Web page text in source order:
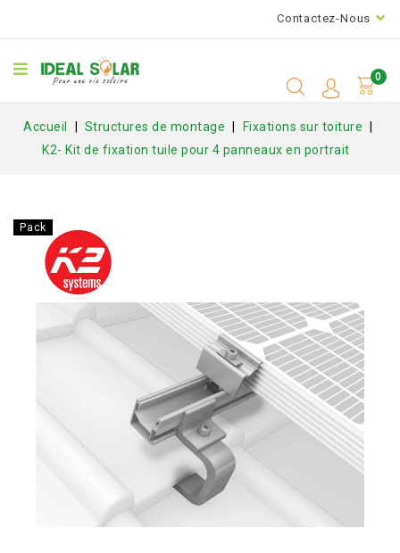
Contactez-Nous
0
Accueil Structures de montage
Fixations sur toiture
K2- Kit de fixation tuile pour 4 panneaux en portrait
Pack